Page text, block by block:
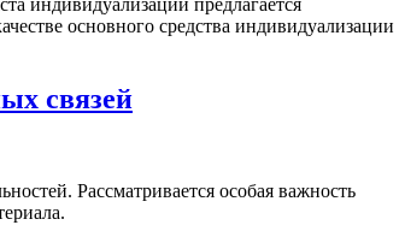
индивидуализации предлагается
основного средства индивидуализации
связей
Рассматривается особая важность